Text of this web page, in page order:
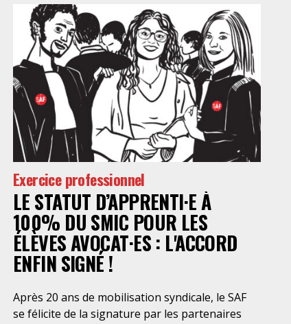
Exercice professionnel
LE STATUT D’APPRENTI·E À
100% DU SMIC POUR LES
ÉLÈVES AVOCAT·ES : L'ACCORD
ENFIN SIGNÉ !
Après 20 ans de mobilisation syndicale, le SAF
se félicite de la signature par les partenaires